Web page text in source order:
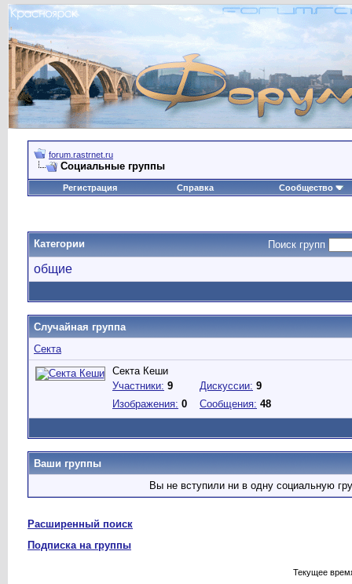
forum.rastrnet.ru
Социальные группы
Регистрация Справка Сообщество
Поиск групп
Категории
общие
Случайная группа
Секта
Секта Кеши
Участники: 9
Изображения: 0
Дискуссии: 9
Сообщения: 48
Ваши группы
Вы не вступили ни в одну социальную
Расширенный поиск
Подписка на группы
Текущее